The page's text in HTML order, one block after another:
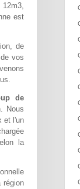
est
de
vos
de
Nous
et l'un
la
région